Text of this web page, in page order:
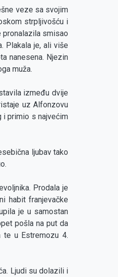
veze sa svojim
strpljivošću i
pronalazila smisao
Plakala je, ali više
nanesena. Njezin
muža.
između dvije
uz Alfonzovu
i primio s najvećim
ljubav tako
Prodala je
habit franjevačke
je u samostan
pošla na put da
te u Estremozu 4.
Ljudi su dolazili i